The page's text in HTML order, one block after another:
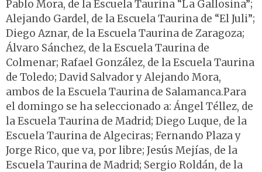
Pablo Mora, de la Escuela Taurina “La Gallosina”;
Alejando Gardel, de la Escuela Taurina de “El Juli”;
Diego Aznar, de la Escuela Taurina de Zaragoza;
Álvaro Sánchez, de la Escuela Taurina de
Colmenar; Rafael González, de la Escuela Taurina
de Toledo; David Salvador y Alejando Mora,
ambos de la Escuela Taurina de Salamanca.Para
el domingo se ha seleccionado a: Ángel Téllez, de
la Escuela Taurina de Madrid; Diego Luque, de la
Escuela Taurina de Algeciras; Fernando Plaza y
Jorge Rico, que va, por libre; Jesús Mejías, de la
Escuela Taurina de Madrid; Sergio Roldán, de la